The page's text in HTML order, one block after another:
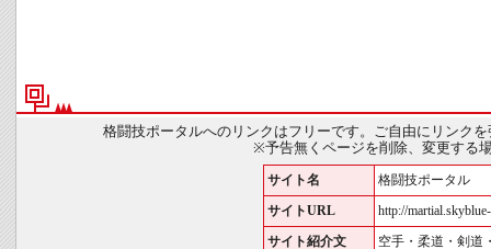
格闘技ポータルへのリンクはフリーです。ご自由にリンク
※予告無くページを削除、変更する
サイト名 格闘技ポータル
サイトURL http://
サイト紹介文 空手・柔道・剣道